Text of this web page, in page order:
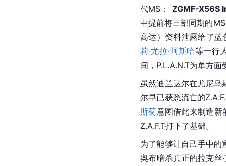
代MS： ZGMF-X56S
中提前将三部同期的
高达）资料泄露给了蓝
莉·尤拉·阿斯哈等一行
间， P.L.A.N.T为单方面
虽然迪兰达尔在尤尼
尔早已获悉流亡的
斯菊意图借此来制造新
Z.A.F.T打下了基础。
为了能够让自己手中的
奥布暗杀真正的拉克